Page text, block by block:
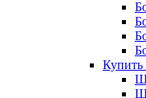
Купить